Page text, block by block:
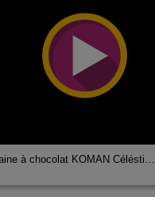
à chocolat KOMAN Célésti…